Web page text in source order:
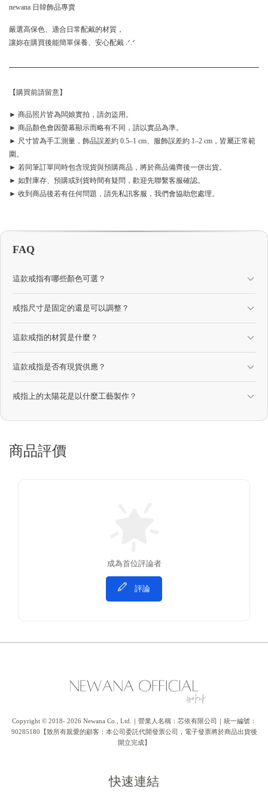
newana 日韓飾品專賣
嚴選高保色、適合日常配戴的材質，
讓妳在購買後能簡單保養、安心配戴 .ᐟ.ᐟ
【購買前請留意】
► 商品照片皆為闆娘實拍，請勿盜用。
► 商品顏色會因螢幕顯示而略有不同，請以實品為準。
► 尺寸皆為手工測量，飾品誤差約 0.5–1 cm、服飾誤差約 1–2 cm，皆屬正常範
圍。
► 若同筆訂單同時包含現貨與預購商品，將於商品備齊後一併出貨。
► 如對庫存、預購或到貨時間有疑問，歡迎先聯繫客服確認。
► 收到商品後若有任何問題，請先私訊客服，我們會協助您處理。
FAQ
這款戒指有哪些顏色可選？
戒指尺寸是固定的還是可以調整？
這款戒指的材質是什麼？
這款戒指是否有現貨供應？
戒指上的太陽花是以什麼工藝製作？
商品評價
成為首位評論者
評論
Copyright © 2018- 2026 Newana Co., Ltd.｜營業人名稱：芯依有限公司｜統一編號：
90285180【致所有親愛的顧客：本公司委託代開發票公司，電子發票將於商品出貨後
開立完成】
快速連結